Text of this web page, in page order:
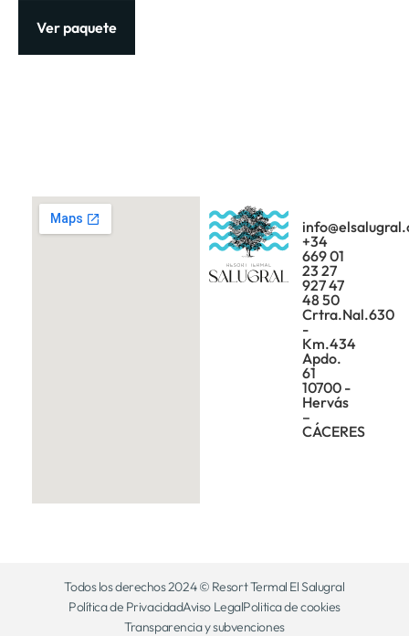
Ver paquete
+34
669 01
23 27
927 47
48 50
Crtra.Nal.630
-
Km.434
Apdo.
61
10700 -
Hervás
–
CÁCERES
Todos los derechos 2024 © Resort Termal El Salugral
Política de PrivacidadAviso LegalPolitica de cookies
Transparencia y subvenciones